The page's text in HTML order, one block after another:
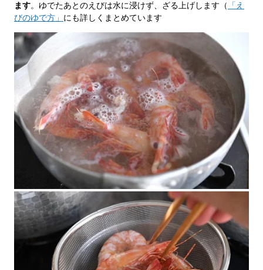
ます。ゆでたあとのえびは水に浸けず、ざる上げします（
「え
びのゆで方」 にも詳しくまとめています